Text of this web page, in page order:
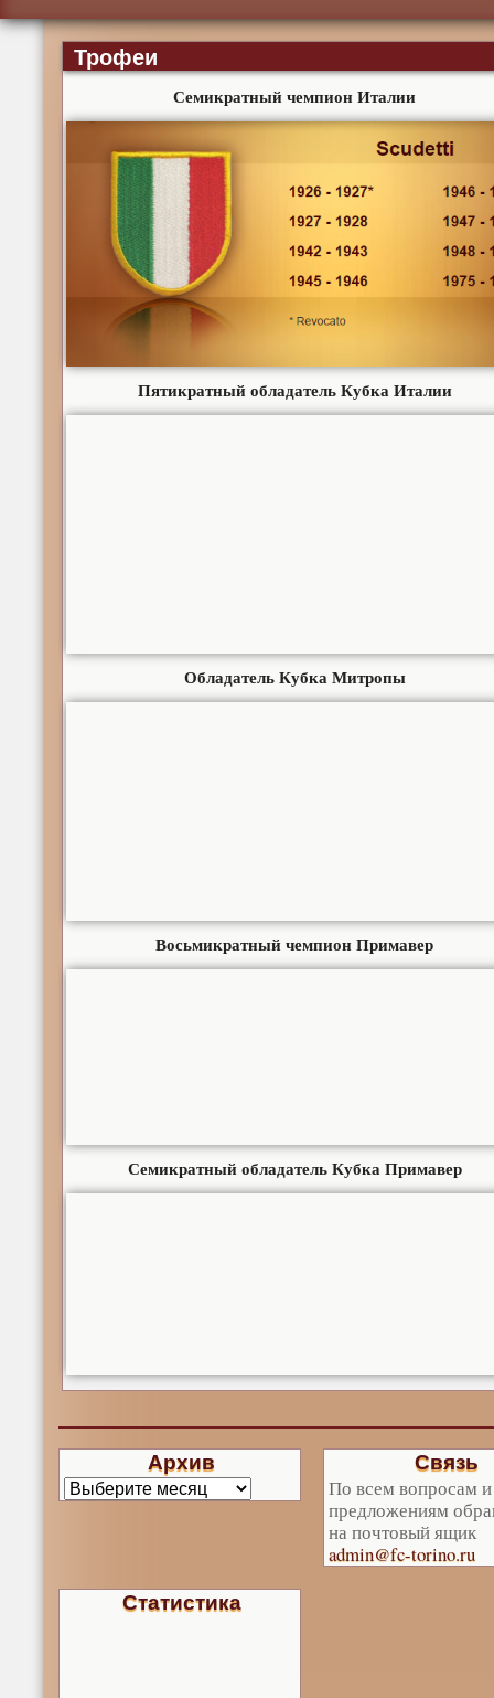
Трофеи
Семикратный чемпион Италии
Пятикратный обладатель Кубка Италии
Обладатель Кубка Митропы
Восьмикратный чемпион Примавер
Семикратный обладатель Кубка Примавер
Архив Связь
По всем вопросам и
предложениям
на почтовый ящик
admin@fc-torino.ru
Статистика